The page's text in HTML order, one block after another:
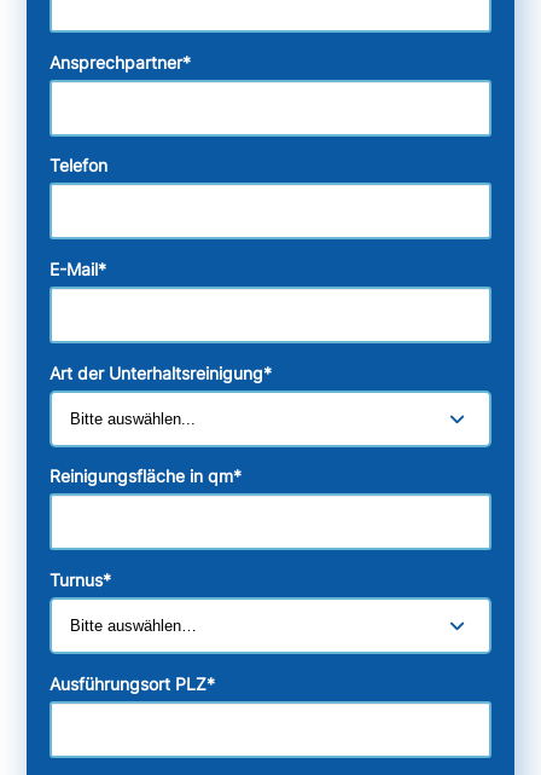
Ansprechpartner*
Telefon
E-Mail*
Art der Unterhaltsreinigung*
Reinigungsfläche in qm*
Turnus*
Ausführungsort PLZ*